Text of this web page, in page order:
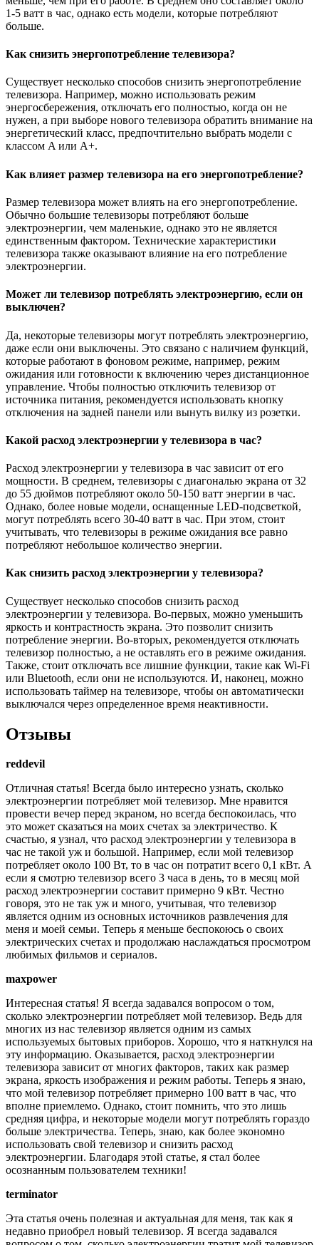
1-5 ватт в час, однако есть модели, которые потребляют
больше.
Как снизить энергопотребление телевизора?
Существует несколько способов снизить энергопотребление
телевизора. Например, можно использовать режим
энергосбережения, отключать его полностью, когда он не
нужен, а при выборе нового телевизора обратить внимание на
энергетический класс, предпочтительно выбрать модели с
классом A или A+.
Как влияет размер телевизора на его энергопотребление?
Размер телевизора может влиять на его энергопотребление.
Обычно большие телевизоры потребляют больше
электроэнергии, чем маленькие, однако это не является
единственным фактором. Технические характеристики
телевизора также оказывают влияние на его потребление
электроэнергии.
Может ли телевизор потреблять электроэнергию, если он
выключен?
Да, некоторые телевизоры могут потреблять электроэнергию,
даже если они выключены. Это связано с наличием функций,
которые работают в фоновом режиме, например, режим
ожидания или готовности к включению через дистанционное
управление. Чтобы полностью отключить телевизор от
источника питания, рекомендуется использовать кнопку
отключения на задней панели или вынуть вилку из розетки.
Какой расход электроэнергии у телевизора в час?
Расход электроэнергии у телевизора в час зависит от его
мощности. В среднем, телевизоры с диагональю экрана от 32
до 55 дюймов потребляют около 50-150 ватт энергии в час.
Однако, более новые модели, оснащенные LED-подсветкой,
могут потреблять всего 30-40 ватт в час. При этом, стоит
учитывать, что телевизоры в режиме ожидания все равно
потребляют небольшое количество энергии.
Как снизить расход электроэнергии у телевизора?
Существует несколько способов снизить расход
электроэнергии у телевизора. Во-первых, можно уменьшить
яркость и контрастность экрана. Это позволит снизить
потребление энергии. Во-вторых, рекомендуется отключать
телевизор полностью, а не оставлять его в режиме ожидания.
Также, стоит отключать все лишние функции, такие как Wi-Fi
или Bluetooth, если они не используются. И, наконец, можно
использовать таймер на телевизоре, чтобы он автоматически
выключался через определенное время неактивности.
Отзывы
reddevil
Отличная статья! Всегда было интересно узнать, сколько
электроэнергии потребляет мой телевизор. Мне нравится
провести вечер перед экраном, но всегда беспокоилась, что
это может сказаться на моих счетах за электричество. К
счастью, я узнал, что расход электроэнергии у телевизора в
час не такой уж и большой. Например, если мой телевизор
потребляет около 100 Вт, то в час он потратит всего 0,1 кВт. А
если я смотрю телевизор всего 3 часа в день, то в месяц мой
расход электроэнергии составит примерно 9 кВт. Честно
говоря, это не так уж и много, учитывая, что телевизор
является одним из основных источников развлечения для
меня и моей семьи. Теперь я меньше беспокоюсь о своих
электрических счетах и продолжаю наслаждаться просмотром
любимых фильмов и сериалов.
maxpower
Интересная статья! Я всегда задавался вопросом о том,
сколько электроэнергии потребляет мой телевизор. Ведь для
многих из нас телевизор является одним из самых
используемых бытовых приборов. Хорошо, что я наткнулся на
эту информацию. Оказывается, расход электроэнергии
телевизора зависит от многих факторов, таких как размер
экрана, яркость изображения и режим работы. Теперь я знаю,
что мой телевизор потребляет примерно 100 ватт в час, что
вполне приемлемо. Однако, стоит помнить, что это лишь
средняя цифра, и некоторые модели могут потреблять гораздо
больше электричества. Теперь, знаю, как более экономно
использовать свой телевизор и снизить расход
электроэнергии. Благодаря этой статье, я стал более
осознанным пользователем техники!
terminator
Эта статья очень полезная и актуальная для меня, так как я
недавно приобрел новый телевизор. Я всегда задавался